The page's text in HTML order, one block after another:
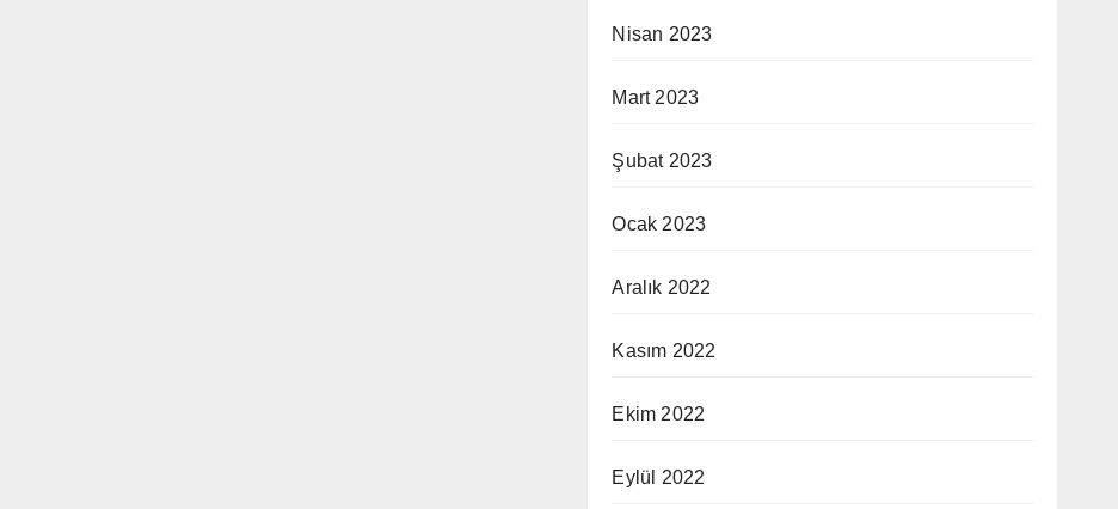
Nisan 2023
Mart 2023
Şubat 2023
Ocak 2023
Aralık 2022
Kasım 2022
Ekim 2022
Eylül 2022